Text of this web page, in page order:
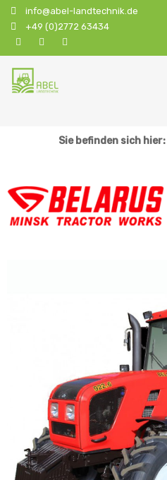
Zum
Inhalt
springen
info@abel-landtechnik.de
+49 (0)2772 63434
Sie befinden sich hier: